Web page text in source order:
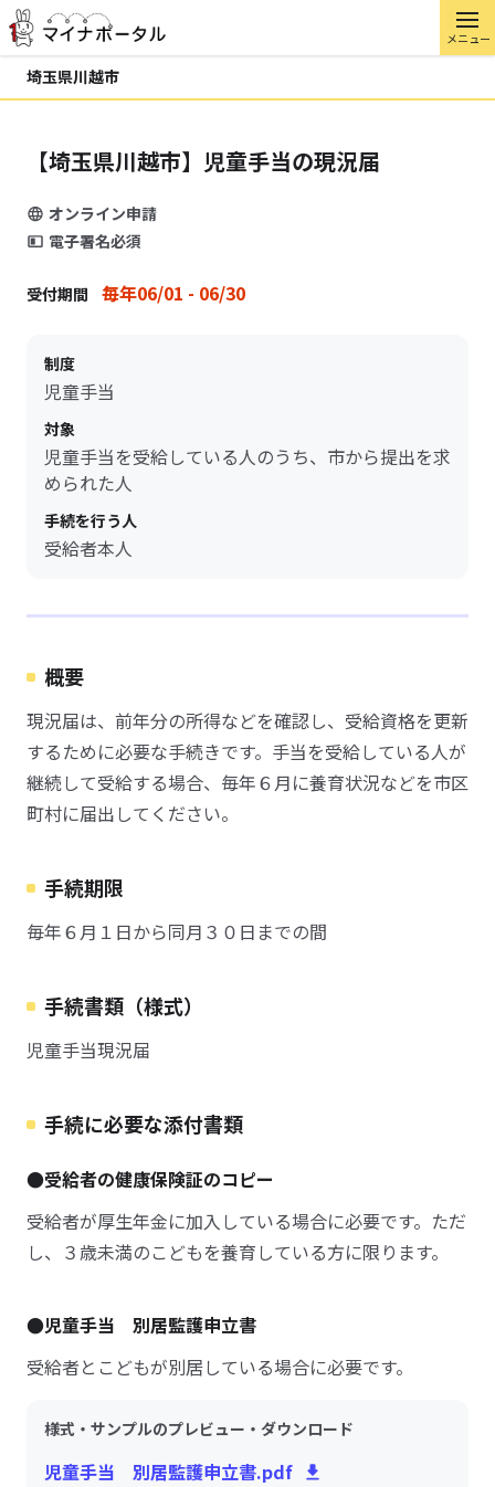
メニュー
埼玉県川越市
【埼玉県川越市】児童手当の現況届
オンライン申請
電子署名必須
受付期間 毎年06/01 - 06/30
制度
児童手当
対象
児童手当を受給している人のうち、市から提出を求
められた人
手続を行う人
受給者本人
概要
現況届は、前年分の所得などを確認し、受給資格を更新
するために必要な手続きです。手当を受給している人が
継続して受給する場合、毎年６月に養育状況などを市区
町村に届出してください。
手続期限
毎年６月１日から同月３０日までの間
手続書類（様式）
児童手当現況届
手続に必要な添付書類
●受給者の健康保険証のコピー
受給者が厚生年金に加入している場合に必要です。ただ
し、３歳未満のこどもを養育している方に限ります。
●児童手当 別居監護申立書
受給者とこどもが別居している場合に必要です。
様式・サンプルのプレビュー・ダウンロード
児童手当 別居監護申立書.pdf